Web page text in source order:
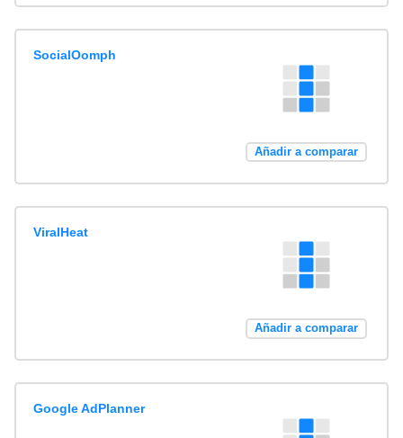
SocialOomph
Añadir a comparar
ViralHeat
Añadir a comparar
Google AdPlanner